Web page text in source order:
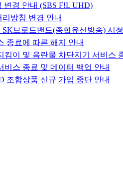
변경 안내 (SBS F!L UHD)
방침 변경 안내
SK브로드밴드(종합유선방송) 시
종료에 따른 해지 안내
킴이 및 음란물 차단지기 서비스
비스 종료 및 데이터 백업 안내
조합상품 신규 가입 중단 안내